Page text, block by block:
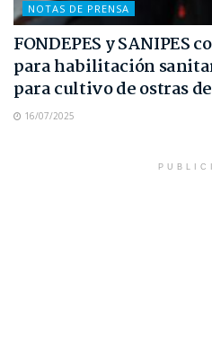
NOTAS DE PRENSA
FONDEPES y SANIPES
para habilitación
para cultivo de ostras
16/07/2025